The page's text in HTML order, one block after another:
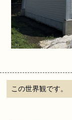
この世界観です。